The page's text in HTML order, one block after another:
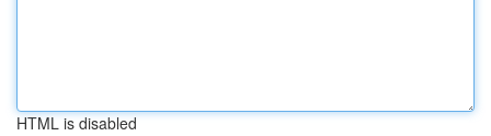
HTML is disabled